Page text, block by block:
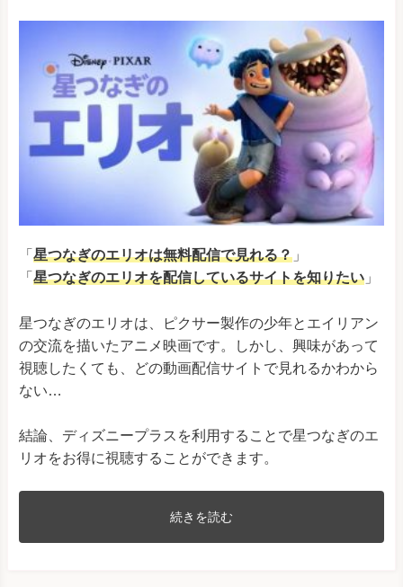
「 星つなぎのエリオは無料配信で見れる？ 」
「 星つなぎのエリオを配信しているサイトを知りたい 」
星つなぎのエリオは、ピクサー製作の少年とエイリアン
の交流を描いたアニメ映画です。しかし、興味があって
視聴したくても、どの動画配信サイトで見れるかわから
ない…
結論、ディズニープラスを利用することで星つなぎのエ
リオをお得に視聴することができます。
続きを読む